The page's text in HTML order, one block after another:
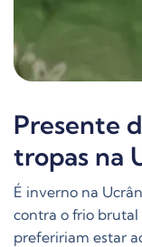
Presente
tropas na
É inverno na
contra o frio brutal
prefeririam estar